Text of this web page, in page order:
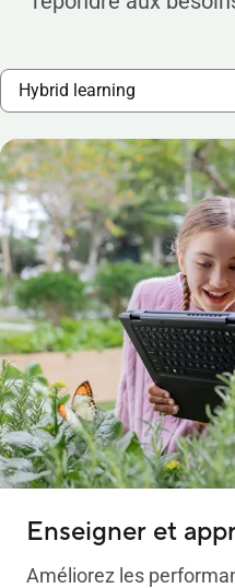
Hybrid learning
Enseigner et
Améliorez les